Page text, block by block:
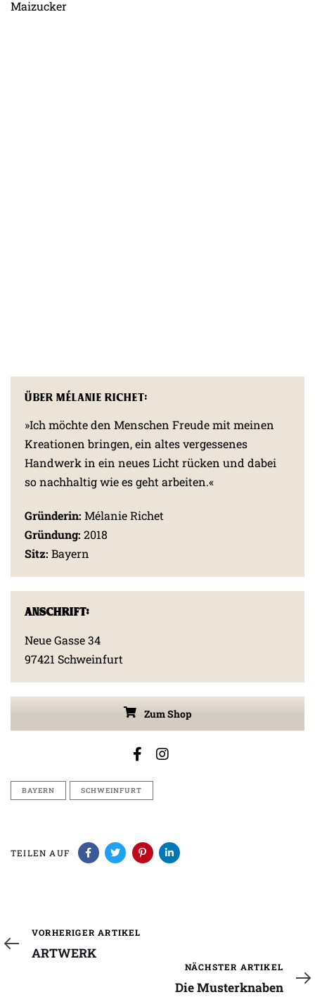
Maizucker
Über Mélanie Richet:
»Ich möchte den Menschen Freude mit meinen
Kreationen bringen, ein altes vergessenes
Handwerk in ein neues Licht rücken und dabei
so nachhaltig wie es geht arbeiten.«
Gründerin: Mélanie Richet
Gründung: 2018
Sitz: Bayern
Anschrift:
Neue Gasse 34
97421 Schweinfurt
Zum Shop
BAYERN SCHWEINFURT
TEILEN AUF
Vorheriger
Artikel
VORHERIGER ARTIKEL
ARTWERK
Nächster
Artikel
NÄCHSTER ARTIKEL
Die Musterknaben